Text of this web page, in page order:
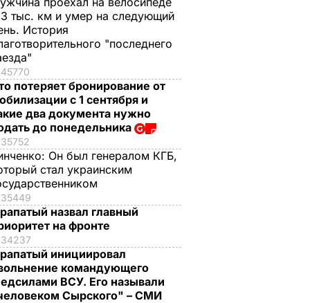
тыс. км и умер на следующий
История
"последнего
45770
потеряет бронирование от
с 1 сентября и
два документа нужно
до понедельника
35752
Он был генералом КГБ,
стал украинским
35449
назвал главный
на фронте
34237
инициировал
командующего
ВСУ. Его называли
Сырского" – СМИ